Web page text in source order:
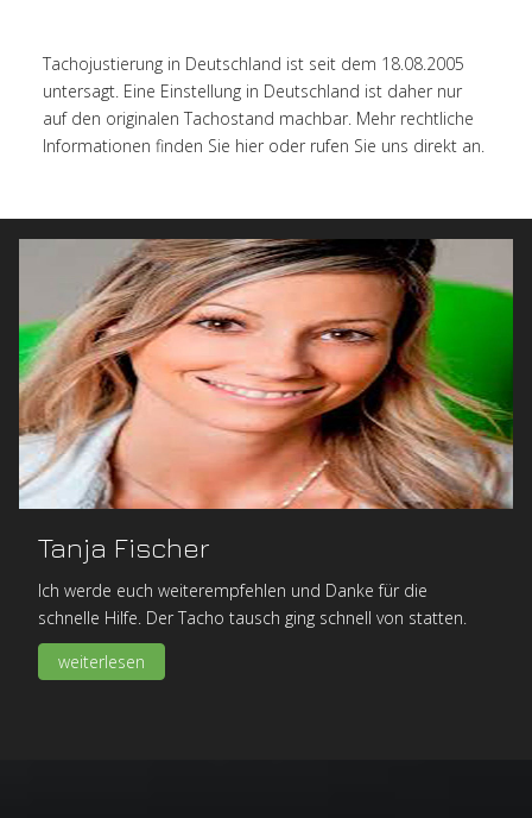
Tachojustierung in Deutschland ist seit dem 18.08.2005
untersagt. Eine Einstellung in Deutschland ist daher nur
auf den originalen Tachostand machbar. Mehr rechtliche
Informationen finden Sie hier oder rufen Sie uns direkt an.
Tanja Fischer
Ich werde euch weiterempfehlen und Danke für die
schnelle Hilfe. Der Tacho tausch ging schnell von statten.
weiterlesen